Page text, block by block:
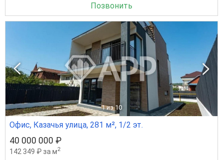
Позвонить
1 из 10
Офис, Казачья улица, 281 м², 1/2 эт.
40 000 000 ₽
142 349 ₽ за м2